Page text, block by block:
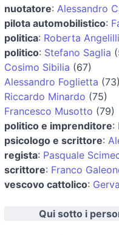
nuotatore: Alessandro
pilota automobilistico:
politica: Roberta Angelilli
politico: Stefano Saglia
Cosimo Sibilia (67)
Alessandro Foglietta (73)
Riccardo Minardo (75)
Francesco Musotto (79)
politico e imprenditore:
psicologo e scrittore:
regista: Pasquale
scrittore: Franco
vescovo cattolico:
Qui sotto i